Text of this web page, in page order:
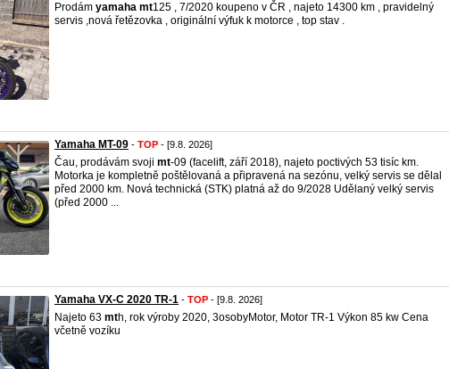
Prodám yamaha mt125 , 7/2020 koupeno v ČR , najeto 14300 km , pravidelný
servis ,nová řetězovka , originální výfuk k motorce , top stav .
Yamaha MT-09 - TOP - [9.8. 2026]
Čau, prodávám svoji mt-09 (facelift, září 2018), najeto poctivých 53 tisíc km.
Motorka je kompletně poštělovaná a připravená na sezónu, velký servis se dělal
před 2000 km. Nová technická (STK) platná až do 9/2028 Udělaný velký servis
(před 2000 ...
Yamaha VX-C 2020 TR-1 - TOP - [9.8. 2026]
Najeto 63 mth, rok výroby 2020, 3osobyMotor, Motor TR-1 Výkon 85 kw Cena
včetně vozíku